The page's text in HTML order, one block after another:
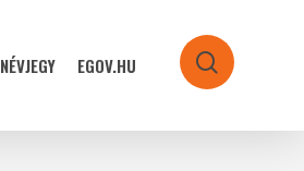
NÉVJEGY EGOV.HU search